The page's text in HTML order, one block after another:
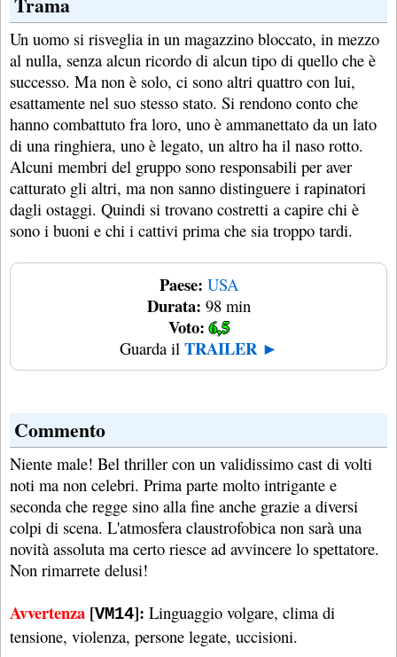
Un uomo si risveglia in un magazzino bloccato, in mezzo
al nulla, senza alcun ricordo di alcun tipo di quello che è
successo. Ma non è solo, ci sono altri quattro con lui,
esattamente nel suo stesso stato. Si rendono conto che
hanno combattuto fra loro, uno è ammanettato da un lato
di una ringhiera, uno è legato, un altro ha il naso rotto.
Alcuni membri del gruppo sono responsabili per aver
catturato gli altri, ma non sanno distinguere i rapinatori
dagli ostaggi. Quindi si trovano costretti a capire chi è
sono i buoni e chi i cattivi prima che sia troppo tardi.
Paese: USA
Durata: 98 min
Voto: 6,5
Guarda il TRAILER ►
Commento
Niente male! Bel thriller con un validissimo cast di volti
noti ma non celebri. Prima parte molto intrigante e
seconda che regge sino alla fine anche grazie a diversi
colpi di scena. L'atmosfera claustrofobica non sarà una
novità assoluta ma certo riesce ad avvincere lo spettatore.
Non rimarrete delusi!
Avvertenza [VM14]: Linguaggio volgare, clima di
tensione, violenza, persone legate, uccisioni.